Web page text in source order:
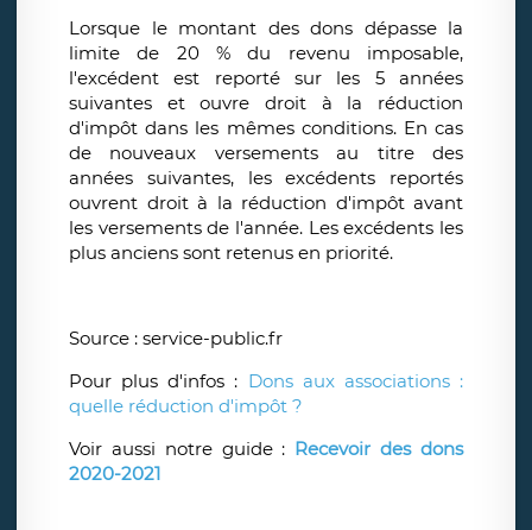
Lorsque le montant des dons dépasse la
limite de 20 % du revenu imposable,
l'excédent est reporté sur les 5 années
suivantes et ouvre droit à la réduction
d'impôt dans les mêmes conditions. En cas
de nouveaux versements au titre des
années suivantes, les excédents reportés
ouvrent droit à la réduction d'impôt avant
les versements de l'année. Les excédents les
plus anciens sont retenus en priorité.
Source : service-public.fr
Pour plus d'infos : Dons aux associations :
quelle réduction d'impôt ?
Voir aussi notre guide : Recevoir des dons
2020-2021